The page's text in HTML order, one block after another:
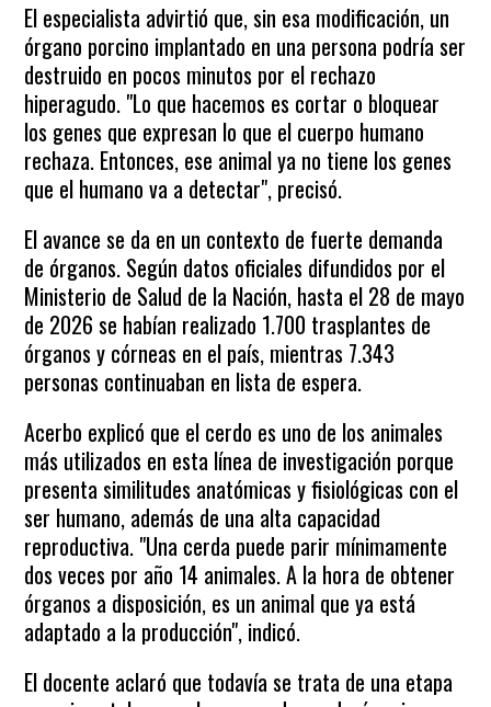
El especialista advirtió que, sin esa modificación, un
órgano porcino implantado en una persona podría ser
destruido en pocos minutos por el rechazo
hiperagudo. "Lo que hacemos es cortar o bloquear
los genes que expresan lo que el cuerpo humano
rechaza. Entonces, ese animal ya no tiene los genes
que el humano va a detectar", precisó.
El avance se da en un contexto de fuerte demanda
de órganos. Según datos oficiales difundidos por el
Ministerio de Salud de la Nación, hasta el 28 de mayo
de 2026 se habían realizado 1.700 trasplantes de
órganos y córneas en el país, mientras 7.343
personas continuaban en lista de espera.
Acerbo explicó que el cerdo es uno de los animales
más utilizados en esta línea de investigación porque
presenta similitudes anatómicas y fisiológicas con el
ser humano, además de una alta capacidad
reproductiva. "Una cerda puede parir mínimamente
dos veces por año 14 animales. A la hora de obtener
órganos a disposición, es un animal que ya está
adaptado a la producción", indicó.
El docente aclaró que todavía se trata de una etapa